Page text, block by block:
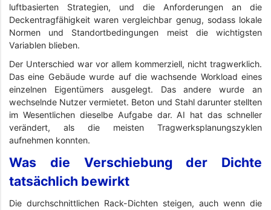
luftbasierten Strategien, und die Anforderungen an die
Deckentragfähigkeit waren vergleichbar genug, sodass lokale
Normen und Standortbedingungen meist die wichtigsten
Variablen blieben.
Der Unterschied war vor allem kommerziell, nicht tragwerklich.
Das eine Gebäude wurde auf die wachsende Workload eines
einzelnen Eigentümers ausgelegt. Das andere wurde an
wechselnde Nutzer vermietet. Beton und Stahl darunter stellten
im Wesentlichen dieselbe Aufgabe dar. AI hat das schneller
verändert, als die meisten Tragwerksplanungszyklen
aufnehmen konnten.
Was die Verschiebung der Dichte
tatsächlich bewirkt
Die durchschnittlichen Rack-Dichten steigen, auch wenn die